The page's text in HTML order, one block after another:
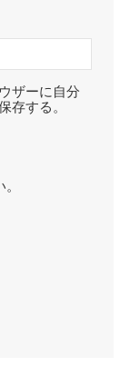
ザーに自分
存する。